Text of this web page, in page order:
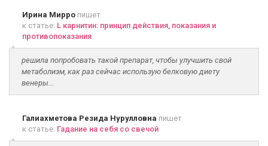
Ирина Мирро пишет
к статье: L карнитин: принцип действия, показания и
противопоказания
решила попробовать такой препарат, чтобы улучшить свой
метаболизм, как раз сейчас использую белковую диету
венеры...
Галиахметова Резида Нурулловна пишет
к статье: Гадание на себя со свечой